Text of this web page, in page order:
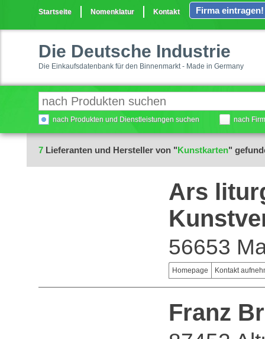
Startseite Nomenklatur Kontakt Firma eintragen!
Die Deutsche Industrie
Die Einkaufsdatenbank für den Binnenmarkt - Made in Germany
nach Produkten und Dienstleistungen suchen nach
7 Lieferanten und Hersteller von "Kunstkarten"
Ars
56653
Homepage Kontakt
Franz